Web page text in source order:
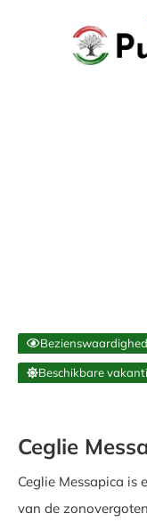
Beschikbare
Ceglie
Ceglie Messapica is
van de